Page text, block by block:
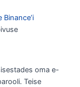
Binance’i
oma e-
Teise